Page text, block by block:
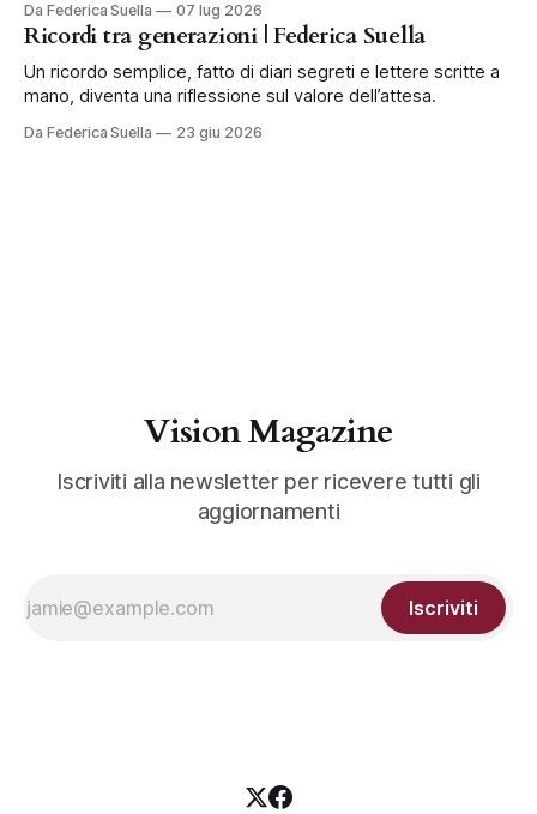
Da Federica Suella 07 lug 2026
Ricordi tra generazioni | Federica Suella
Un ricordo semplice, fatto di diari segreti e lettere scritte a
mano, diventa una riflessione sul valore dell’attesa.
Da Federica Suella 23 giu 2026
Vision Magazine
Iscriviti alla newsletter per ricevere tutti gli
aggiornamenti
Iscriviti